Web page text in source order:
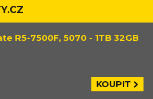
R5-7500F, 5070 - 1TB 32GB
KOUPIT